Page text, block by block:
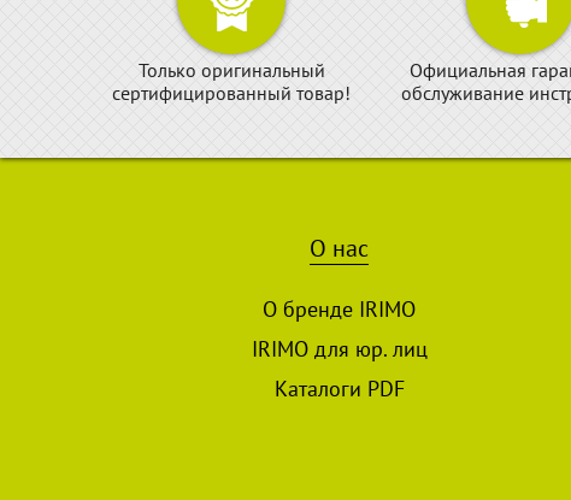
Только оригинальный
сертифицированный товар!
Официальная
обслуживание
О нас
О бренде IRIMO
IRIMO для юр. лиц
Каталоги PDF